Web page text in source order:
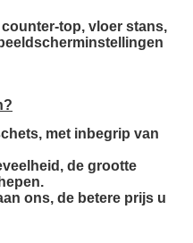
top, vloer stans,
met inbegrip van
de grootte
ons, de betere prijs u